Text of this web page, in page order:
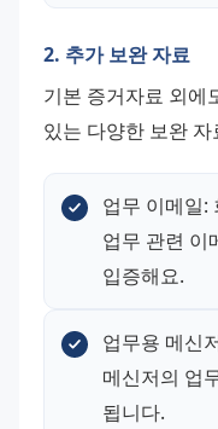
2. 추가 보완 자료
기본 증거자료 외에
있는 다양한 보완
업무 이메일:
업무 관련 이
입증해요.
업무용 메신
메신저의 업
됩니다.